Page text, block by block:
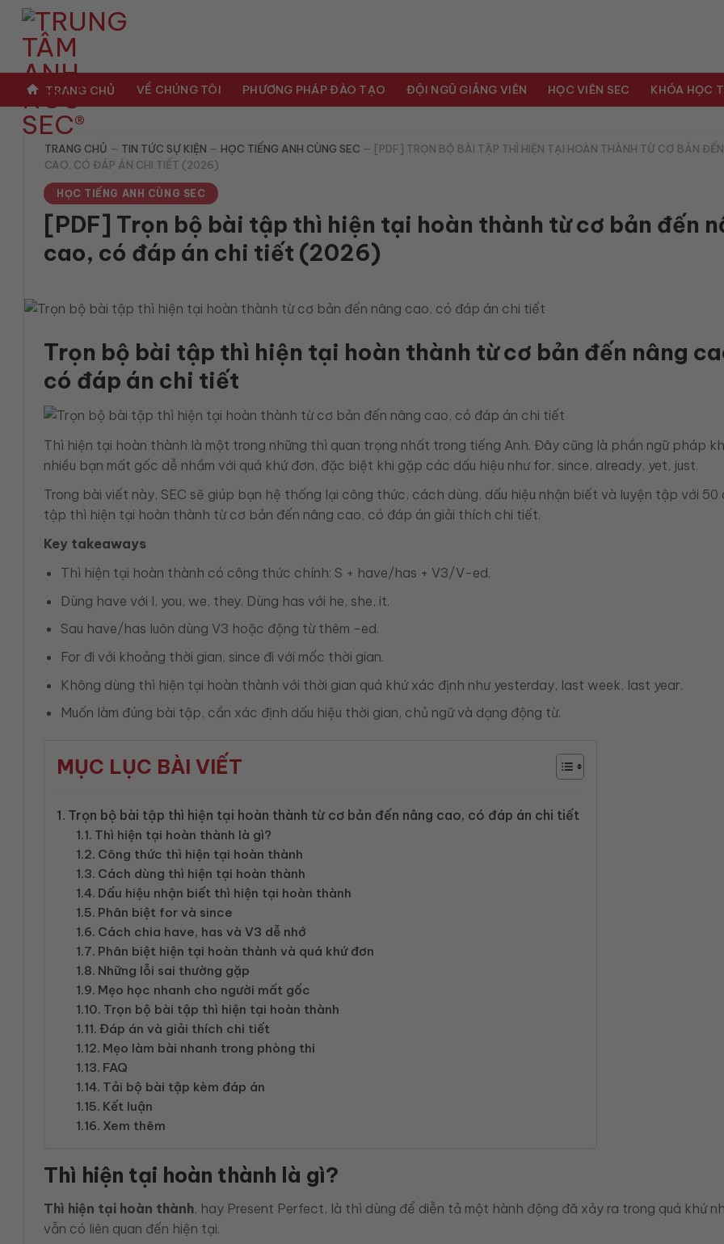
dung
TRANG CHỦ VỀ CHÚNG TÔI PHƯƠNG PHÁP ĐÀO TẠO ĐỘI NGŨ GIẢNG VIÊN HỌC VIÊN SEC KHÓA HỌC
TRANG CHỦ — TIN TỨC SỰ KIỆN — HỌC TIẾNG ANH CÙNG SEC — [PDF] TRỌN BỘ BÀI TẬP THÌ HIỆN TẠI HOÀN THÀNH TỪ CƠ BẢN
CAO, CÓ ĐÁP ÁN CHI TIẾT (2026)
HỌC TIẾNG ANH CÙNG SEC
[PDF] Trọn bộ bài tập thì hiện tại hoàn thành từ cơ bản đến
cao, có đáp án chi tiết (2026)
Trọn bộ bài tập thì hiện tại hoàn thành từ cơ bản đến nâng
có đáp án chi tiết
Thì hiện tại hoàn thành là một trong những thì quan trọng nhất trong tiếng Anh. Đây cũng là phần ngữ pháp
nhiều bạn mất gốc dễ nhầm với quá khứ đơn, đặc biệt khi gặp các dấu hiệu như for, since, already, yet, just.
Trong bài viết này, SEC sẽ giúp bạn hệ thống lại công thức, cách dùng, dấu hiệu nhận biết và luyện tập với 50
tập thì hiện tại hoàn thành từ cơ bản đến nâng cao, có đáp án giải thích chi tiết.
Key takeaways
Thì hiện tại hoàn thành có công thức chính: S + have/has + V3/V-ed.
Dùng have với I, you, we, they. Dùng has với he, she, it.
Sau have/has luôn dùng V3 hoặc động từ thêm -ed.
For đi với khoảng thời gian, since đi với mốc thời gian.
Không dùng thì hiện tại hoàn thành với thời gian quá khứ xác định như yesterday, last week, last year.
Muốn làm đúng bài tập, cần xác định dấu hiệu thời gian, chủ ngữ và dạng động từ.
MỤC LỤC BÀI VIẾT
Trọn bộ bài tập thì hiện tại hoàn thành từ cơ bản đến nâng cao, có đáp án chi tiết
Thì hiện tại hoàn thành là gì?
Công thức thì hiện tại hoàn thành
Cách dùng thì hiện tại hoàn thành
Dấu hiệu nhận biết thì hiện tại hoàn thành
Phân biệt for và since
Cách chia have, has và V3 dễ nhớ
Phân biệt hiện tại hoàn thành và quá khứ đơn
Những lỗi sai thường gặp
Mẹo học nhanh cho người mất gốc
Trọn bộ bài tập thì hiện tại hoàn thành
Đáp án và giải thích chi tiết
Mẹo làm bài nhanh trong phòng thi
FAQ
Tải bộ bài tập kèm đáp án
Kết luận
Xem thêm
Thì hiện tại hoàn thành là gì?
Thì hiện tại hoàn thành, hay Present Perfect, là thì dùng để diễn tả một hành động đã xảy ra trong quá khứ
vẫn có liên quan đến hiện tại.